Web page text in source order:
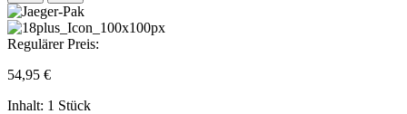
Regulärer Preis:
54,95 €
Inhalt: 1 Stück